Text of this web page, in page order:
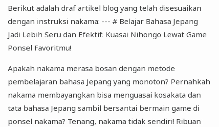
Berikut adalah draf artikel blog yang telah disesuaikan
dengan instruksi nakama: --- # Belajar Bahasa Jepang
Jadi Lebih Seru dan Efektif: Kuasai Nihongo Lewat Game
Ponsel Favoritmu!
Apakah nakama merasa bosan dengan metode
pembelajaran bahasa Jepang yang monoton? Pernahkah
nakama membayangkan bisa menguasai kosakata dan
tata bahasa Jepang sambil bersantai bermain game di
ponsel nakama? Tenang, nakama tidak sendiri! Ribuan